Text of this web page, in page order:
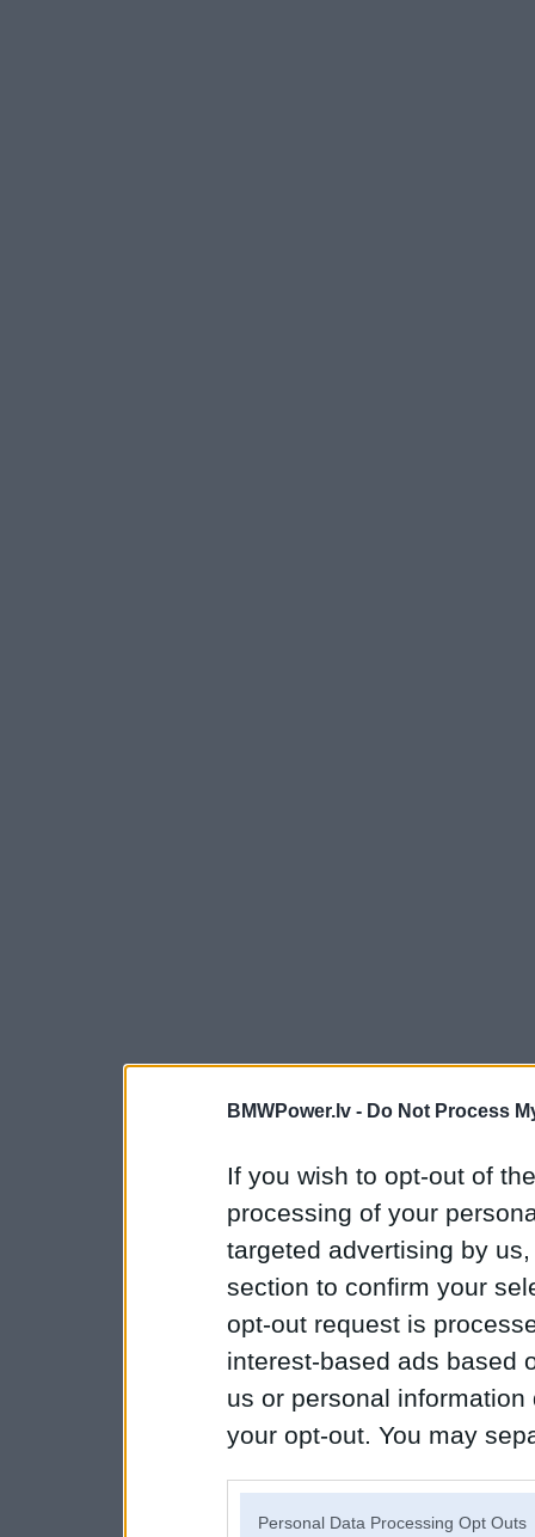
BMWPower.lv - Do Not Process
If you wish to opt-out of
processing of your
targeted advertising by
section to confirm your
opt-out request is
interest-based ads based
us or personal
your opt-out. You may
Personal Data Processing Opt Outs